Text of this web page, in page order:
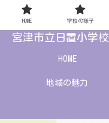
宮津市立日置小学校
HOME
地域の魅力
HOME 学校の様子